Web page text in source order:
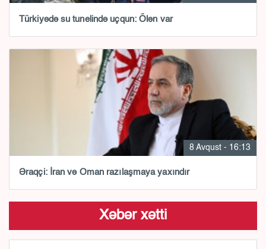
Türkiyədə su tunelində uçqun: Ölən var
8 Avqust - 16:13
Əraqçi: İran və Oman razılaşmaya yaxındır
Xəbər xətti